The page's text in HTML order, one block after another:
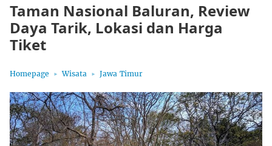
Taman Nasional Baluran, Review
Daya Tarik, Lokasi dan Harga
Tiket
Homepage Wisata Jawa Timur